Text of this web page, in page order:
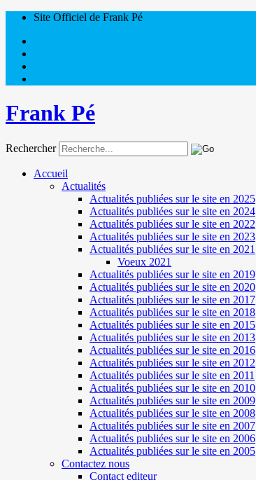
Site Officiel de Frank Pé
Frank Pé
Rechercher
Accueil
Actualités
Actualités publiées sur le site en 2025
Actualités publiées sur le site en 2024
Actualités publiées sur le site en 2022
Actualités publiées sur le site en 2023
Actualités publiées sur le site en 2021
Voeux 2021
Actualités publiées sur le site en 2019
Actualités publiées sur le site en 2020
Actualités publiées sur le site en 2017
Actualités publiées sur le site en 2018
Actualités publiées sur le site en 2015
Actualités publiées sur le site en 2013
Actualités publiées sur le site en 2016
Actualités publiées sur le site en 2012
Actualités publiées sur le site en 2011
Actualités publiées sur le site en 2010
Actualités publiées sur le site en 2009
Actualités publiées sur le site en 2008
Actualités publiées sur le site en 2007
Actualités publiées sur le site en 2006
Actualités publiées sur le site en 2005
Contactez nous
Contact editeur